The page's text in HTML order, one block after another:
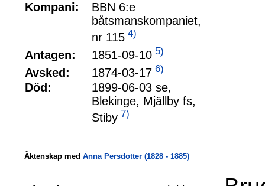
Kompani:
BBN 6:e
båtsmanskompaniet,
nr 115 4)
Antagen: 1851-09-10 5)
Avsked: 1874-03-17 6)
Död:
1899-06-03 se,
Blekinge, Mjällby fs,
Stiby 7)
Äktenskap med Anna Persdotter (1828 - 1885)